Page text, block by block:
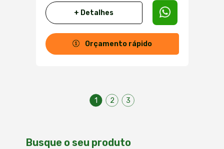
Busque o seu produto
sistemas de produção de bovinos,
equinos e ovinos. Essa gramínea
apresenta melhor cobertura na
produção de forragem com grande
velocidade de estabelecimento e de
rebrota, mesmo com níveis baixos de
+ Detalhes
Orçamento rápido
1 2 3